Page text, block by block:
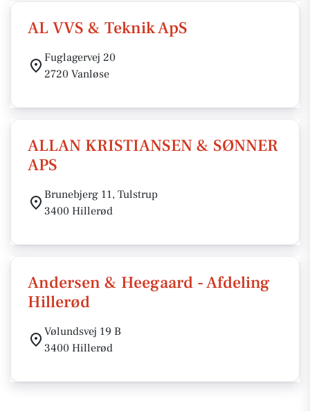
AL VVS & Teknik ApS
Fuglagervej 20
2720 Vanløse
ALLAN KRISTIANSEN & SØNNER
APS
Brunebjerg 11, Tulstrup
3400 Hillerød
Andersen & Heegaard - Afdeling
Hillerød
Vølundsvej 19 B
3400 Hillerød